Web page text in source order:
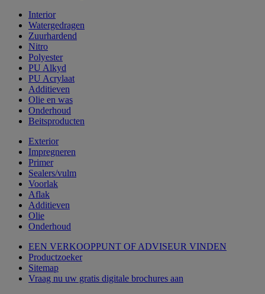
Interior
Watergedragen
Zuurhardend
Nitro
Polyester
PU Alkyd
PU Acrylaat
Additieven
Olie en was
Onderhoud
Beitsproducten
Exterior
Impregneren
Primer
Sealers/vulm
Voorlak
Aflak
Additieven
Olie
Onderhoud
EEN VERKOOPPUNT OF ADVISEUR VINDEN
Productzoeker
Sitemap
Vraag nu uw gratis digitale brochures aan